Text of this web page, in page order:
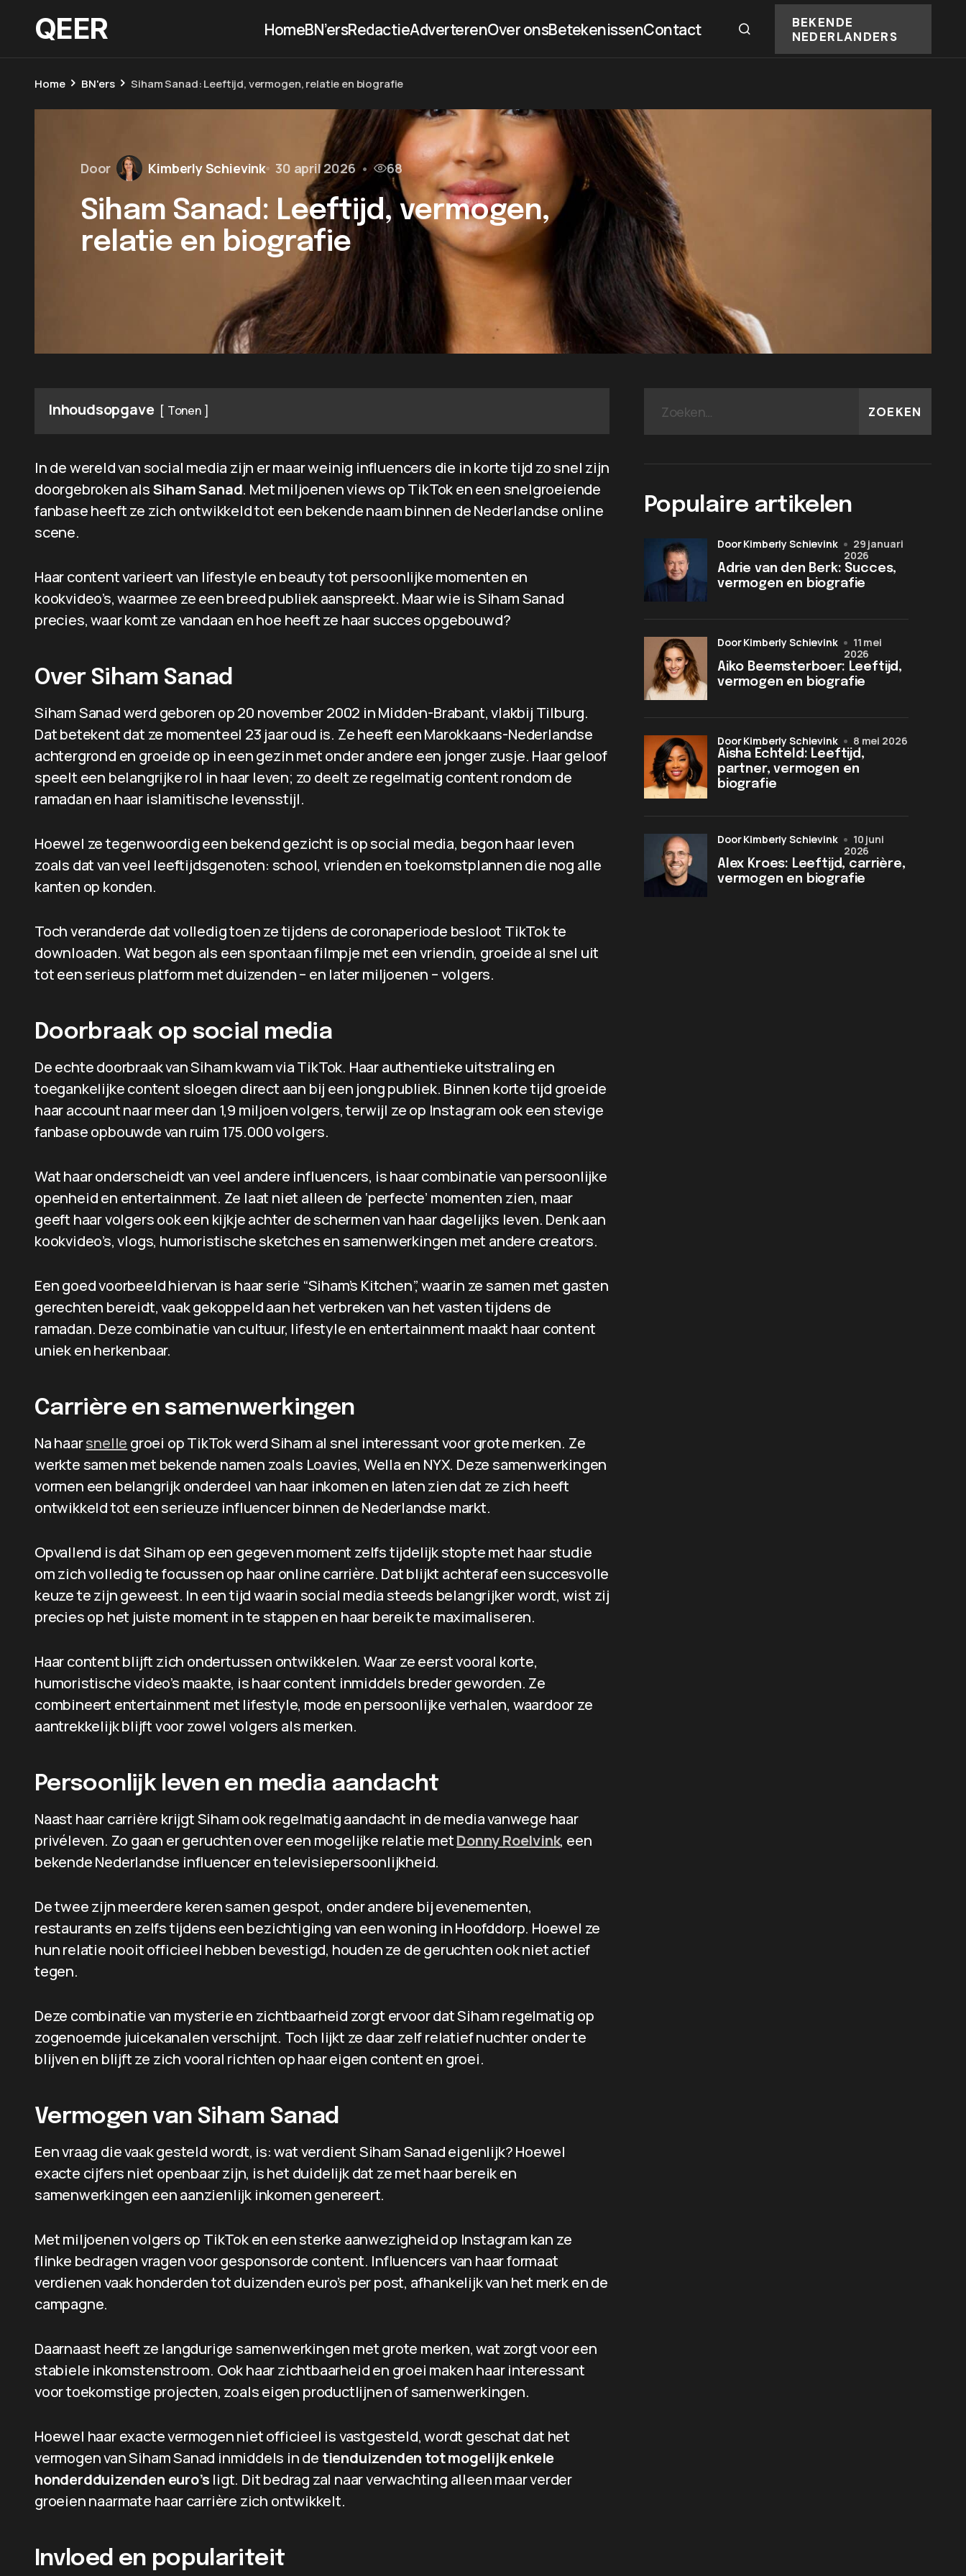
QEER HomeBN’ersRedactieAdverterenOver onsBetekenissenContact
BEKENDE
NEDERLANDERS
Home BN'ers Siham Sanad: Leeftijd, vermogen, relatie en biografie
Door Kimberly Schievink 30 april 2026 • 68
Siham Sanad: Leeftijd, vermogen,
relatie en biografie
Inhoudsopgave Tonen
In de wereld van social media zijn er maar weinig influencers die in korte tijd zo snel zijn
doorgebroken alsSiham Sanad. Met miljoenen views op TikTok en een snelgroeiende
fanbase heeft ze zich ontwikkeld tot een bekende naam binnen de Nederlandse online
scene.
Haar content varieert van lifestyle en beauty tot persoonlijke momenten en
kookvideo’s, waarmee ze een breed publiek aanspreekt. Maar wie is Siham Sanad
precies, waar komt ze vandaan en hoe heeft ze haar succes opgebouwd?
Over Siham Sanad
Siham Sanad werd geboren op 20 november 2002 in Midden-Brabant, vlakbij Tilburg.
Dat betekent dat ze momenteel 23 jaar oud is. Ze heeft een Marokkaans-Nederlandse
achtergrond en groeide op in een gezin met onder andere een jonger zusje. Haar geloof
speelt een belangrijke rol in haar leven; zo deelt ze regelmatig content rondom de
ramadan en haar islamitische levensstijl.
Hoewel ze tegenwoordig een bekend gezicht is op social media, begon haar leven
zoals dat van veel leeftijdsgenoten: school, vrienden en toekomstplannen die nog alle
kanten op konden.
Toch veranderde dat volledig toen ze tijdens de coronaperiode besloot TikTok te
downloaden. Wat begon als een spontaan filmpje met een vriendin, groeide al snel uit
tot een serieus platform met duizenden – en later miljoenen – volgers.
Doorbraak op social media
De echte doorbraak van Siham kwam via TikTok. Haar authentieke uitstraling en
toegankelijke content sloegen direct aan bij een jong publiek. Binnen korte tijd groeide
haar account naar meer dan 1,9 miljoen volgers, terwijl ze op Instagram ook een stevige
fanbase opbouwde van ruim 175.000 volgers.
Wat haar onderscheidt van veel andere influencers, is haar combinatie van persoonlijke
openheid en entertainment. Ze laat niet alleen de ‘perfecte’ momenten zien, maar
geeft haar volgers ook een kijkje achter de schermen van haar dagelijks leven. Denk aan
kookvideo’s, vlogs, humoristische sketches en samenwerkingen met andere creators.
Een goed voorbeeld hiervan is haar serie “Siham’s Kitchen”, waarin ze samen met gasten
gerechten bereidt, vaak gekoppeld aan het verbreken van het vasten tijdens de
ramadan. Deze combinatie van cultuur, lifestyle en entertainment maakt haar content
uniek en herkenbaar.
Carrière en samenwerkingen
Na haarsnelle groei op TikTok werd Siham al snel interessant voor grote merken. Ze
werkte samen met bekende namen zoals Loavies, Wella en NYX. Deze samenwerkingen
vormen een belangrijk onderdeel van haar inkomen en laten zien dat ze zich heeft
ontwikkeld tot een serieuze influencer binnen de Nederlandse markt.
Opvallend is dat Siham op een gegeven moment zelfs tijdelijk stopte met haar studie
om zich volledig te focussen op haar online carrière. Dat blijkt achteraf een succesvolle
keuze te zijn geweest. In een tijd waarin social media steeds belangrijker wordt, wist zij
precies op het juiste moment in te stappen en haar bereik te maximaliseren.
Haar content blijft zich ondertussen ontwikkelen. Waar ze eerst vooral korte,
humoristische video’s maakte, is haar content inmiddels breder geworden. Ze
combineert entertainment met lifestyle, mode en persoonlijke verhalen, waardoor ze
aantrekkelijk blijft voor zowel volgers als merken.
Persoonlijk leven en media aandacht
Naast haar carrière krijgt Siham ook regelmatig aandacht in de media vanwege haar
privéleven. Zo gaan er geruchten over een mogelijke relatie metDonny Roelvink, een
bekende Nederlandse influencer en televisiepersoonlijkheid.
De twee zijn meerdere keren samen gespot, onder andere bij evenementen,
restaurants en zelfs tijdens een bezichtiging van een woning in Hoofddorp. Hoewel ze
hun relatie nooit officieel hebben bevestigd, houden ze de geruchten ook niet actief
tegen.
Deze combinatie van mysterie en zichtbaarheid zorgt ervoor dat Siham regelmatig op
zogenoemde juicekanalen verschijnt. Toch lijkt ze daar zelf relatief nuchter onder te
blijven en blijft ze zich vooral richten op haar eigen content en groei.
Vermogen van Siham Sanad
Een vraag die vaak gesteld wordt, is: wat verdient Siham Sanad eigenlijk? Hoewel
exacte cijfers niet openbaar zijn, is het duidelijk dat ze met haar bereik en
samenwerkingen een aanzienlijk inkomen genereert.
Met miljoenen volgers op TikTok en een sterke aanwezigheid op Instagram kan ze
flinke bedragen vragen voor gesponsorde content. Influencers van haar formaat
verdienen vaak honderden tot duizenden euro’s per post, afhankelijk van het merk en de
campagne.
Daarnaast heeft ze langdurige samenwerkingen met grote merken, wat zorgt voor een
stabiele inkomstenstroom. Ook haar zichtbaarheid en groei maken haar interessant
voor toekomstige projecten, zoals eigen productlijnen of samenwerkingen.
Hoewel haar exacte vermogen niet officieel is vastgesteld, wordt geschat dat het
vermogen van Siham Sanad inmiddels in de tienduizenden tot mogelijk enkele
honderdduizenden euro’s ligt. Dit bedrag zal naar verwachting alleen maar verder
groeien naarmate haar carrière zich ontwikkelt.
Invloed en populariteit
ZOEKEN
Populaire artikelen
Adrie van den Berk: Succes,
vermogen en biografie
door Kimberly Schievink
29 januari
2026
Aiko Beemsterboer: Leeftijd,
vermogen en biografie
door Kimberly Schievink
11 mei
2026
Aisha Echteld: Leeftijd,
partner, vermogen en
biografie
door Kimberly Schievink 8 mei 2026
Alex Kroes: Leeftijd, carrière,
vermogen en biografie
door Kimberly Schievink
10 juni
2026